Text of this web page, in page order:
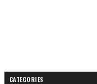
CATEGORIES